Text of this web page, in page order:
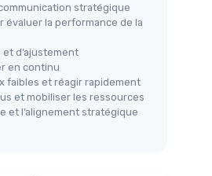
stratégique
évaluer la performance de la
et d’ajustement
en continu
faibles et réagir rapidement
et mobiliser les ressources
et l’alignement stratégique